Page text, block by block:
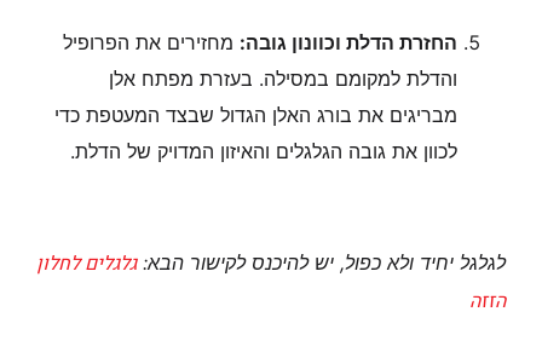
החזרת הדלת וכוונון גובה: מחזירים את הפרופיל
והדלת למקומם במסילה. בעזרת מפתח אלן
מבריגים את בורג האלן הגדול שבצד המעטפת כדי
לכוון את גובה הגלגלים והאיזון המדויק של הדלת.
לגלגל יחיד ולא כפול, יש להיכנס לקישור הבא:גלגלים לחלון
הזזה